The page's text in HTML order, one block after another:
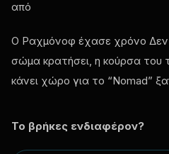
από
Ο Ραχμόνοφ έχασε χρόνο
σώμα κρατήσει, η κούρσα του
κάνει χώρο για το “Nomad”
Το βρήκες ενδιαφέρον?